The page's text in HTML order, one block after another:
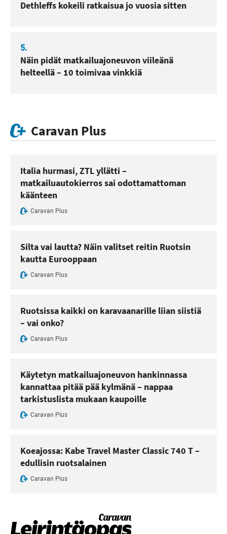
Dethleffs kokeili ratkaisua jo vuosia sitten
5.
Näin pidät matkailuajoneuvon viileänä
helteellä – 10 toimivaa vinkkiä
Caravan Plus
Italia hurmasi, ZTL yllätti –
matkailuautokierros sai odottamattoman
käänteen
Caravan Plus
Silta vai lautta? Näin valitset reitin Ruotsin
kautta Eurooppaan
Caravan Plus
Ruotsissa kaikki on karavaanarille liian siistiä
– vai onko?
Caravan Plus
Käytetyn matkailuajoneuvon hankinnassa
kannattaa pitää pää kylmänä – nappaa
tarkistuslista mukaan kaupoille
Caravan Plus
Koeajossa: Kabe Travel Master Classic 740 T –
edullisin ruotsalainen
Caravan Plus